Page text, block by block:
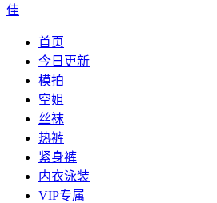
佳
首页
今日更新
模拍
空姐
丝袜
热裤
紧身裤
内衣泳装
VIP专属